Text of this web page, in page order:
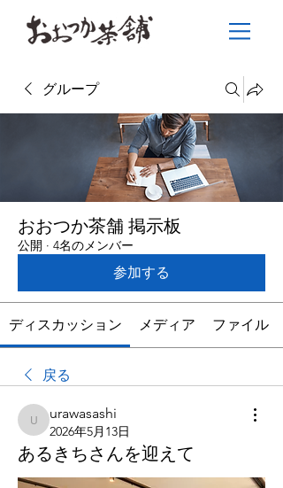
グループ
おおつか茶舗 掲示板
公開 · 4名のメンバー
参加する
ディスカッション メディア ファイル
戻る
urawasashi
urawasashi
2026年5月13日
あるきちさんを迎えて